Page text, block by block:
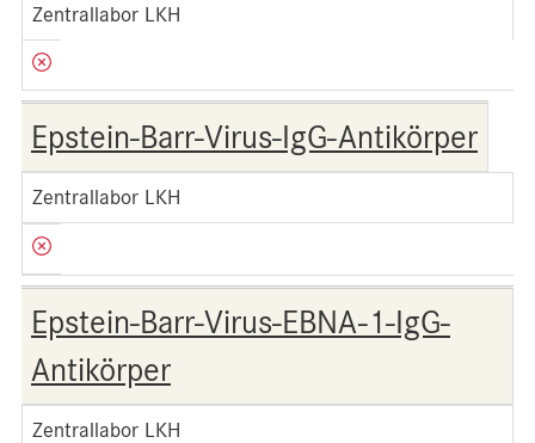
Zentrallabor LKH
Epstein-Barr-Virus-IgG-Antikörper
Zentrallabor LKH
Epstein-Barr-Virus-EBNA-1-IgG-
Antikörper
Zentrallabor LKH